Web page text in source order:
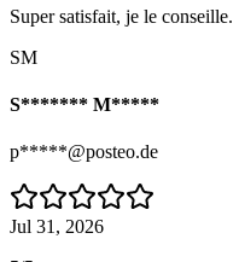
Super satisfait, je le conseille.
SM
S******* M*****
p*****@posteo.de
Jul 31, 2026